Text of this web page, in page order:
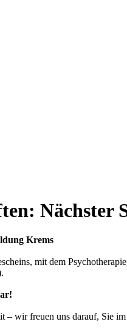
Nächster
Krems
mit dem
wir freuen uns darauf, Sie